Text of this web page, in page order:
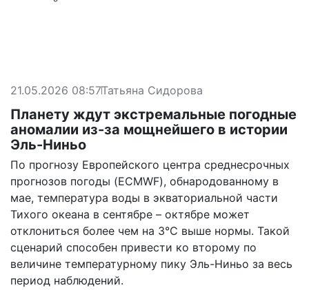
21.05.2026 08:57Татьяна Сидорова
Планету ждут экстремальные погодные
аномалии из-за мощнейшего в истории
Эль-Ниньо
По прогнозу Европейского центра среднесрочных
прогнозов погоды (ECMWF), обнародованному в
мае, температура воды в экваториальной части
Тихого океана в сентябре – октябре может
отклониться более чем на 3°С выше нормы. Такой
сценарий способен привести ко второму по
величине температурному пику Эль-Ниньо за весь
период наблюдений.